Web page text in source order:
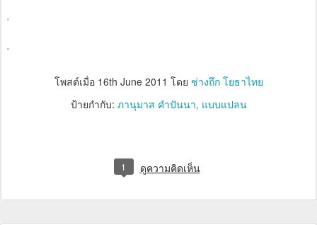
โพสต์เมื่อ 16th June 2011 โดย ช่างถึก โยธาไทย
ป้ายกำกับ: ภานุมาส คำปันนา แบบแปลน
1 ดูความคิดเห็น